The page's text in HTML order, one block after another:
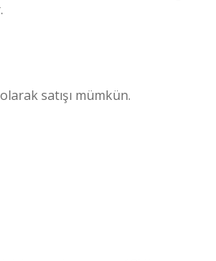
satışı mümkün.